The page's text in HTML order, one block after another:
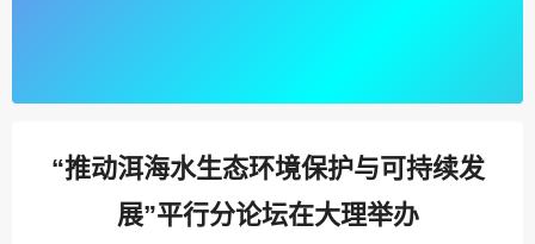
“推动洱海水生态环境保护与可持续发
展”平行分论坛在大理举办